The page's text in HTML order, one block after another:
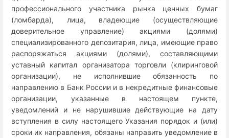
профессионального участника рынка ценных бумаг
(ломбарда), лица, владеющие (осуществляющие
доверительное управление) акциями (долями)
специализированного депозитария, лица, имеющие право
распоряжаться акциями (долями), составляющими
уставный капитал организатора торговли (клиринговой
организации), не исполнившие обязанность по
направлению в Банк России и в некредитные финансовые
организации, указанные в настоящем пункте,
уведомлений и не нарушившие действующие на дату
вступления в силу настоящего Указания порядок и (или)
сроки их направления, обязаны направить уведомление в